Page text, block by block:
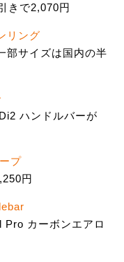
きで2,070円
リング
部サイズは国内の半
ハンドルバーが
プ
円
カーボンエアロ